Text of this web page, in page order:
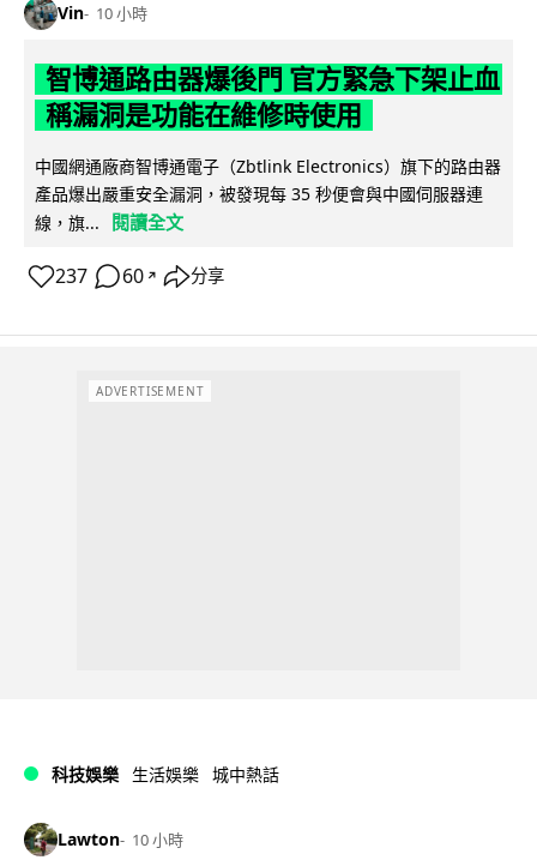
Vin 10 小時
智博通路由器爆後門 官方緊急下架止血
稱漏洞是功能在維修時使用
中國網通廠商智博通電子（Zbtlink Electronics）旗下的路由器
產品爆出嚴重安全漏洞，被發現每 35 秒便會與中國伺服器連
線，旗...
閱讀全文
237 60 ↗ 分享
ADVERTISEMENT
科技娛樂 生活娛樂 城中熱話
Lawton 10 小時